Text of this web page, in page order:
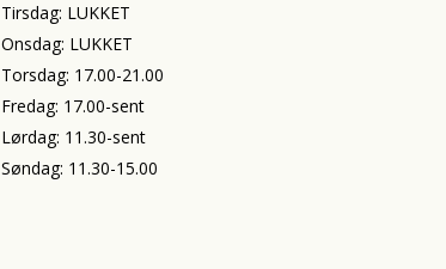
Tirsdag: LUKKET
Onsdag: LUKKET
Torsdag: 17.00-21.00
Fredag: 17.00-sent
Lørdag: 11.30-sent
Søndag: 11.30-15.00